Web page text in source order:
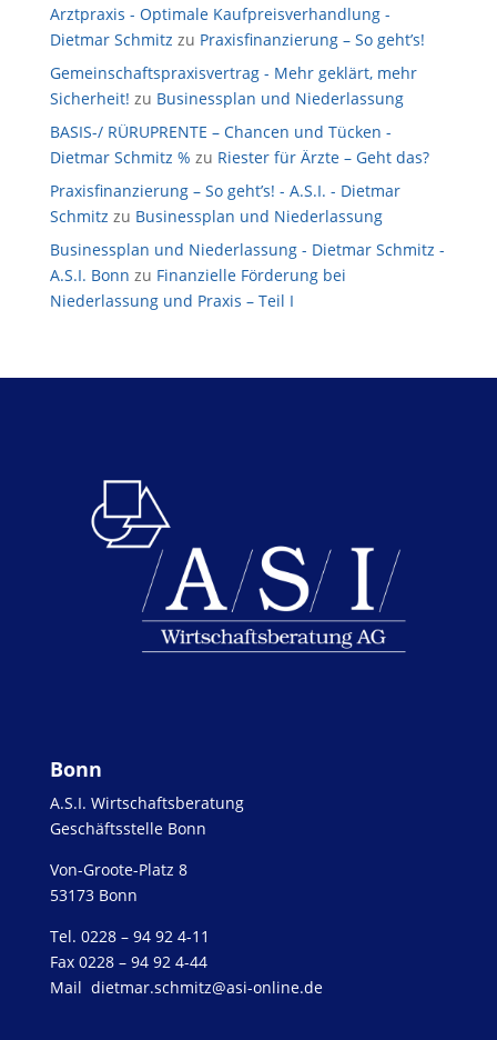
Arztpraxis - Optimale Kaufpreisverhandlung -
Dietmar Schmitz zu Praxisfinanzierung – So geht’s!
Gemeinschaftspraxisvertrag - Mehr geklärt, mehr
Sicherheit! zu Businessplan und Niederlassung
BASIS-/ RÜRUPRENTE – Chancen und Tücken -
Dietmar Schmitz % zu Riester für Ärzte – Geht das?
Praxisfinanzierung – So geht’s! - A.S.I. - Dietmar
Schmitz zu Businessplan und Niederlassung
Businessplan und Niederlassung - Dietmar Schmitz -
A.S.I. Bonn zu Finanzielle Förderung bei
Niederlassung und Praxis – Teil I
Bonn
A.S.I. Wirtschaftsberatung
Geschäftsstelle Bonn
Von-Groote-Platz 8
53173 Bonn
Tel. 0228 – 94 92 4-11
Fax 0228 – 94 92 4-44
Mail dietmar.schmitz@asi-online.de